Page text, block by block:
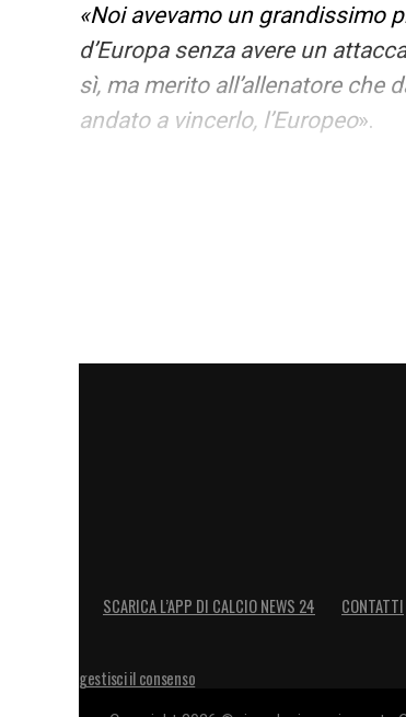
«Noi avevamo un grandissimo
d’Europa senza avere un
sì, ma merito all’allenatore che
andato a vincerlo, l’Europeo».
LA PLAYLIST DELLE NOSTRE
SCARICA L’APP DI CALCIO NEWS 24 CONTATTI
gestisci il consenso